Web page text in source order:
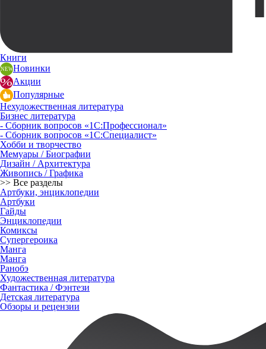
Книги
Новинки
Акции
Популярные
Нехудожественная литература
Бизнес литература
- Сборник вопросов «1С:Профессионал»
- Сборник вопросов «1С:Специалист»
Хобби и творчество
Мемуары / Биографии
Дизайн / Архитектура
Живопись / Графика
>> Все разделы
Артбуки, энциклопедии
Артбуки
Гайды
Энциклопедии
Комиксы
Супергероика
Манга
Манга
Ранобэ
Художественная литература
Фантастика / Фэнтези
Детская литература
Обзоры и рецензии